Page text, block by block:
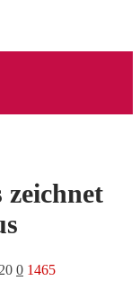
zeichnet
0 1465